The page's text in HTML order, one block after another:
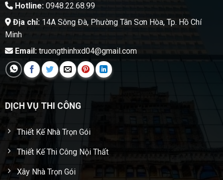
Hotline:0948.22.68.99
Địa chỉ:14A Sông Đà, Phường Tân Sơn Hòa, Tp. Hồ Chí
Minh
Email:truongthinhxd04@gmail.com
DỊCH VỤ THI CÔNG
Thiết Kế Nhà Trọn Gói
Thiết Kế Thi Công Nội Thất
Xây Nhà Trọn Gói